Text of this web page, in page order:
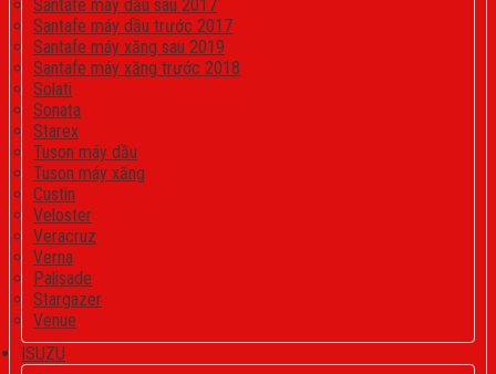
Santafe máy dầu sau 2017
Santafe máy dầu trước 2017
Santafe máy xăng sau 2019
Santafe máy xăng trước 2018
Solati
Sonata
Starex
Tuson máy dầu
Tuson máy xăng
Custin
Veloster
Veracruz
Verna
Palisade
Stargazer
Venue
ISUZU